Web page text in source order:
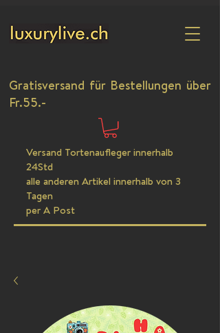
Gratisversand für Bestellungen über
Fr.55.-
Versand Tortenaufleger innerhalb
24Std
alle anderen Artikel innerhalb von 3
Tagen
per A Post